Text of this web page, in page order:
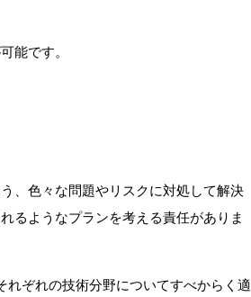
能です。
、色々な問題やリスクに対処して解決
るようなプランを考える責任がありま
ぞれの技術分野についてすべからく適